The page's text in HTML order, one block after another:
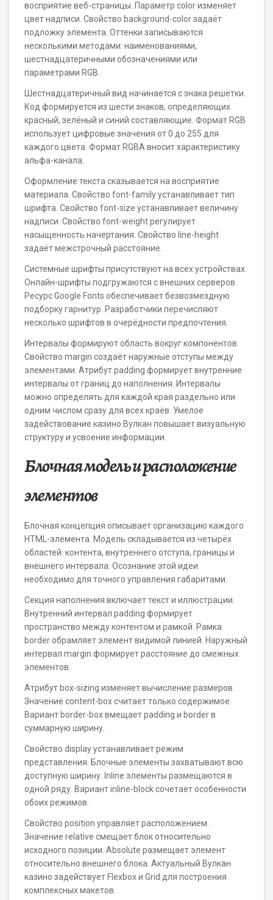
восприятие веб-страницы. Параметр color изменяет
цвет надписи. Свойство background-color задаёт
подложку элемента. Оттенки записываются
несколькими методами: наименованиями,
шестнадцатеричными обозначениями или
параметрами RGB.
Шестнадцатеричный вид начинается с знака решётки.
Код формируется из шести знаков, определяющих
красный, зелёный и синий составляющие. Формат RGB
использует цифровые значения от 0 до 255 для
каждого цвета. Формат RGBA вносит характеристику
альфа-канала.
Оформление текста сказывается на восприятие
материала. Свойство font-family устанавливает тип
шрифта. Свойство font-size устанавливает величину
надписи. Свойство font-weight регулирует
насыщенность начертания. Свойство line-height
задаёт межстрочный расстояние.
Системные шрифты присутствуют на всех устройствах.
Онлайн-шрифты подгружаются с внешних серверов.
Ресурс Google Fonts обеспечивает безвозмездную
подборку гарнитур. Разработчики перечисляют
несколько шрифтов в очерёдности предпочтения.
Интервалы формируют область вокруг компонентов.
Свойство margin создаёт наружные отступы между
элементами. Атрибут padding формирует внутренние
интервалы от границ до наполнения. Интервалы
можно определять для каждой края раздельно или
одним числом сразу для всех краёв. Умелое
задействование казино Вулкан повышает визуальную
структуру и усвоение информации.
Блочная модель и расположение
элементов
Блочная концепция описывает организацию каждого
HTML-элемента. Модель складывается из четырёх
областей: контента, внутреннего отступа, границы и
внешнего интервала. Осознание этой идеи
необходимо для точного управления габаритами.
Секция наполнения включает текст и иллюстрации.
Внутренний интервал padding формирует
пространство между контентом и рамкой. Рамка
border обрамляет элемент видимой линией. Наружный
интервал margin формирует расстояние до смежных
элементов.
Атрибут box-sizing изменяет вычисление размеров.
Значение content-box считает только содержимое.
Вариант border-box вмещает padding и border в
суммарную ширину.
Свойство display устанавливает режим
представления. Блочные элементы захватывают всю
доступную ширину. Inline элементы размещаются в
одной ряду. Вариант inline-block сочетает особенности
обоих режимов.
Свойство position управляет расположением.
Значение relative смещает блок относительно
исходного позиции. Absolute размещает элемент
относительно внешнего блока. Актуальный Вулкан
казино задействует Flexbox и Grid для построения
комплексных макетов.